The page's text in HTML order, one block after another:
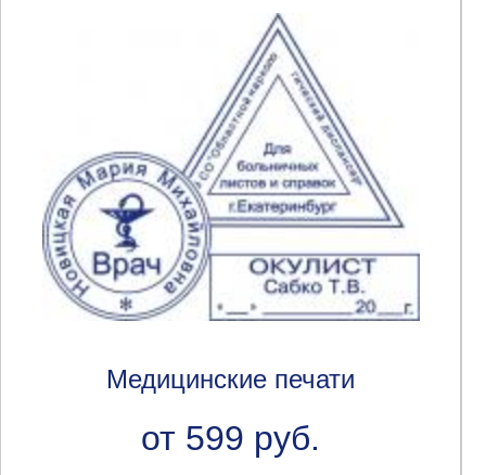
Медицинские печати
от 599 руб.